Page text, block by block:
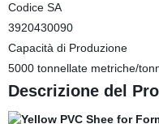
Codice SA
3920430090
Capacità di Produzione
5000 tonnellate metriche/
Descrizione del